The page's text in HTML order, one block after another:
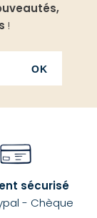
!
OK
sécurisé
- Chèque